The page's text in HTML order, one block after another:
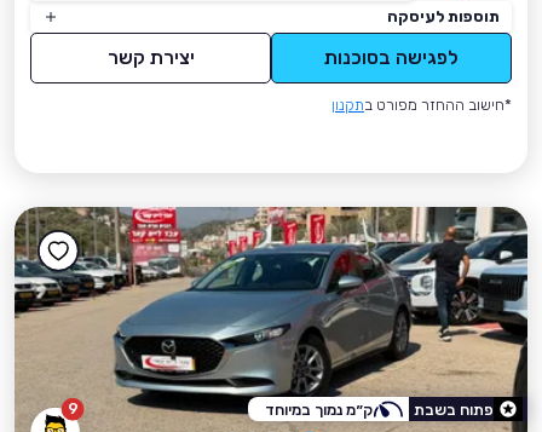
תוספות לעיסקה
לפגישה בסוכנות יצירת קשר
*חישוב ההחזר מפורט בתקנון
9 פתוח בשבת ק״מ נמוך במיוחד